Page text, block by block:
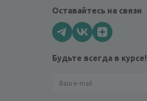
Оставайтесь на связи
Будьте всегда в курсе!